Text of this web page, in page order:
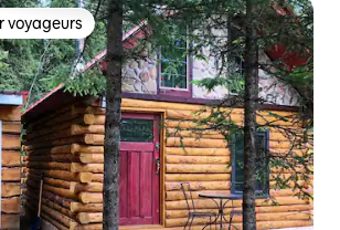
parmi les plus aimés
voyageurs